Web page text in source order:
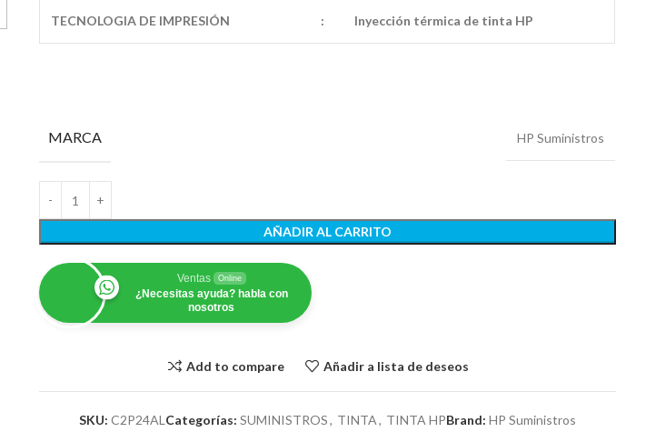
TECNOLOGIA DE IMPRESIÓN : Inyección térmica de tinta HP
MARCA HP Suministros
AÑADIR AL CARRITO
Ventas Online
¿Necesitas ayuda? habla con
nosotros
Add to compare Añadir a lista de deseos
SKU: C2P24AL Categorías: SUMINISTROS, TINTA, TINTA HPBrand: HP Suministros